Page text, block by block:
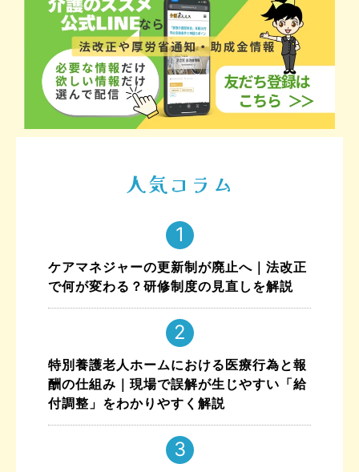
人気コラム
ケアマネジャーの更新制が廃止へ｜法改正
で何が変わる？研修制度の見直しを解説
特別養護老人ホームにおける医療行為と報
酬の仕組み｜現場で誤解が生じやすい「給
付調整」をわかりやすく解説